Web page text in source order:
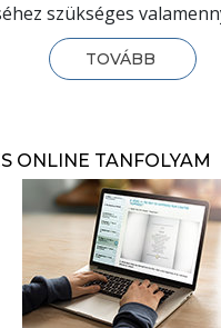
szükséges
TOVÁBB
ONLINE TANFOLYAM